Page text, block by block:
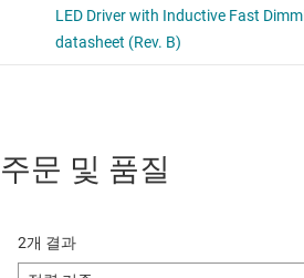
주문 및 품질